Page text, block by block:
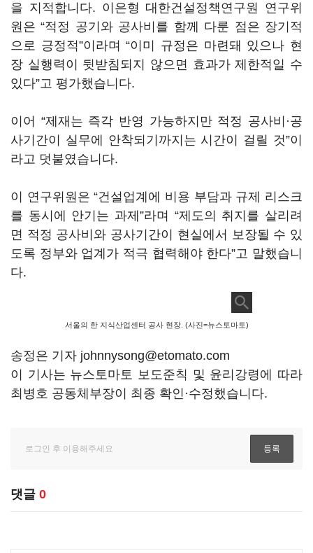
을 지적합니다. 이은형 대한건설정책연구원 연구위
원은 “적정 공기와 공사비를 함께 다룬 점은 장기적
으로 긍정적”이라며 “이미 규정은 마련돼 있으나 현
장 실행력이 뒷받침되지 않으면 효과가 제한적일 수
있다”고 평가했습니다.
이어 “제재는 즉각 반영 가능하지만 적정 공사비·공
사기간이 실무에 안착되기까지는 시간이 걸릴 것”이
라고 덧붙였습니다.
이 연구위원은 “건설업계에 비용 부담과 규제 리스크
를 동시에 안기는 과제”라며 “제도의 취지를 살리려
면 적정 공사비와 공사기간이 현실에서 보장될 수 있
도록 정부와 업계가 적극 협력해야 한다”고 말했습니
다.
서울의 한 지식산업센터 공사 현장. (사진=뉴스토마토)
송정은 기자 johnnysong@etomato.com
이 기사는 뉴스토마토 보도준칙 및 윤리강령에 따라
최병호 공동체부장이 최종 확인·수정했습니다.
댓글 0